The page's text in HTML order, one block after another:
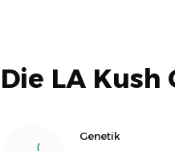
Die LA Kush
Genetik